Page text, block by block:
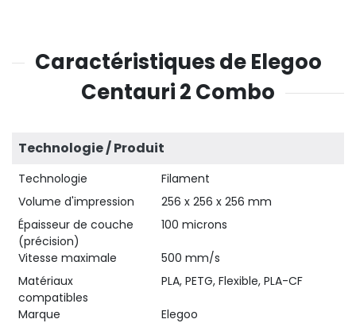
Caractéristiques de Elegoo
Centauri 2 Combo
Technologie / Produit
Technologie
Filament
Volume d'impression
256 x 256 x 256 mm
Épaisseur de couche
(précision)
100 microns
Vitesse maximale
500 mm/s
Matériaux
compatibles
PLA, PETG, Flexible, PLA-CF
Marque
Elegoo